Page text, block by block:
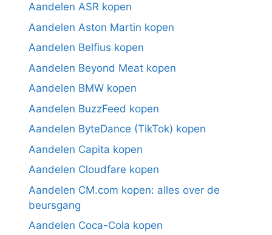
Aandelen ASR kopen
Aandelen Aston Martin kopen
Aandelen Belfius kopen
Aandelen Beyond Meat kopen
Aandelen BMW kopen
Aandelen BuzzFeed kopen
Aandelen ByteDance (TikTok) kopen
Aandelen Capita kopen
Aandelen Cloudfare kopen
Aandelen CM.com kopen: alles over de
beursgang
Aandelen Coca-Cola kopen